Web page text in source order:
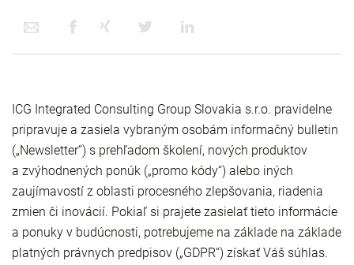
ICG Integrated Consulting Group Slovakia s.r.o. pravidelne
pripravuje a zasiela vybraným osobám informačný bulletin
(„Newsletter“) s prehľadom školení, nových produktov
a zvýhodnených ponúk („promo kódy“) alebo iných
zaujímavostí z oblasti procesného zlepšovania, riadenia
zmien či inovácií. Pokiaľ si prajete zasielať tieto informácie
a ponuky v budúcnosti, potrebujeme na základe na základe
platných právnych predpisov („GDPR“) získať Váš súhlas.